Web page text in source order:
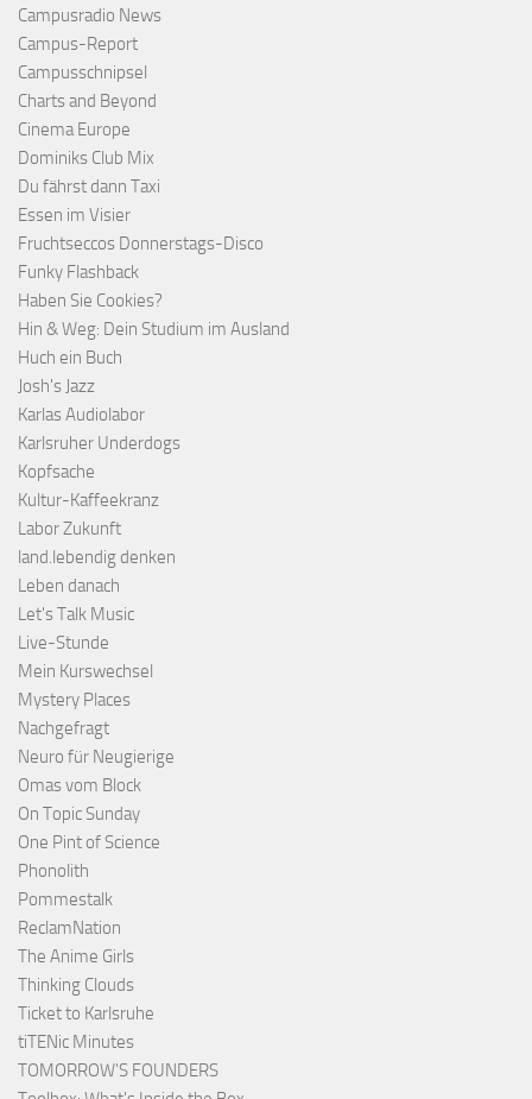
Campusradio News
Campus-Report
Campusschnipsel
Charts and Beyond
Cinema Europe
Dominiks Club Mix
Du fährst dann Taxi
Essen im Visier
Fruchtseccos Donnerstags-Disco
Funky Flashback
Haben Sie Cookies?
Hin & Weg: Dein Studium im Ausland
Huch ein Buch
Josh's Jazz
Karlas Audiolabor
Karlsruher Underdogs
Kopfsache
Kultur-Kaffeekranz
Labor Zukunft
land.lebendig denken
Leben danach
Let's Talk Music
Live-Stunde
Mein Kurswechsel
Mystery Places
Nachgefragt
Neuro für Neugierige
Omas vom Block
On Topic Sunday
One Pint of Science
Phonolith
Pommestalk
ReclamNation
The Anime Girls
Thinking Clouds
Ticket to Karlsruhe
tiTENic Minutes
TOMORROW'S FOUNDERS